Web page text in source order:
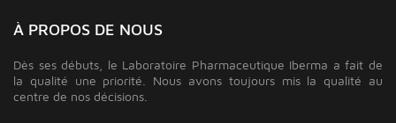
À PROPOS DE NOUS
Dès ses débuts, le Laboratoire Pharmaceutique Iberma a fait de
la qualité une priorité. Nous avons toujours mis la qualité au
centre de nos décisions.